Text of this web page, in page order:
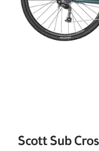
Scott Sub